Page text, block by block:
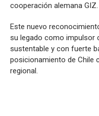
cooperación alemana GIZ.
Este nuevo
su legado como impulsor
sustentable y con fuerte
posicionamiento de Chile
regional.